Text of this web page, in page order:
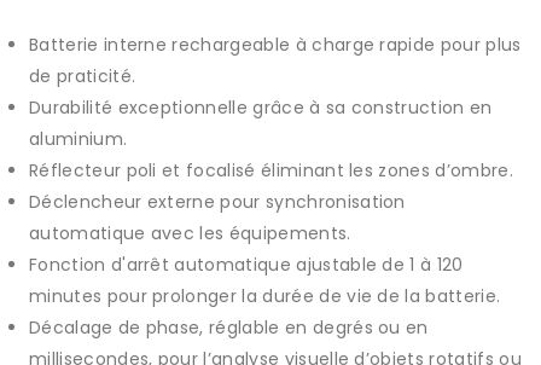
Batterie interne rechargeable à charge rapide pour plus
de praticité.
Durabilité exceptionnelle grâce à sa construction en
aluminium.
Réflecteur poli et focalisé éliminant les zones d’ombre.
Déclencheur externe pour synchronisation
automatique avec les équipements.
Fonction d'arrêt automatique ajustable de 1 à 120
minutes pour prolonger la durée de vie de la batterie.
Décalage de phase, réglable en degrés ou en
millisecondes, pour l’analyse visuelle d’objets rotatifs ou